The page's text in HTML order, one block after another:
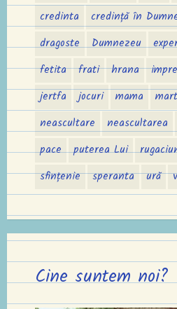
credinta
credință în
dragoste
Dumnezeu
fetita
frati hrana
jertfa
jocuri mama
neascultare
neascultarea
pace
puterea Lui
sfințenie
speranta ură
Cine suntem noi?